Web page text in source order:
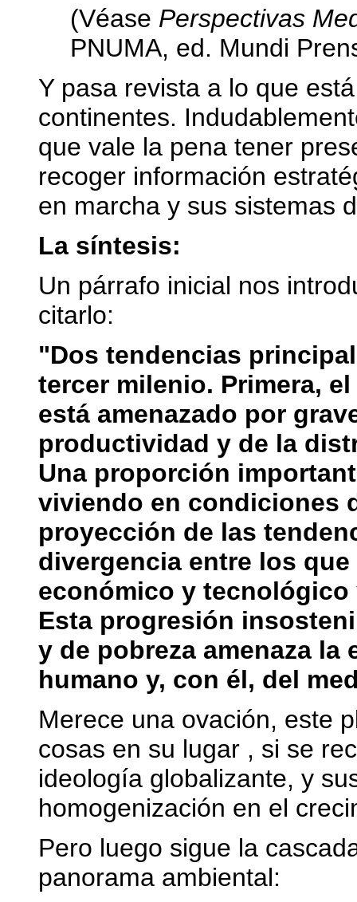
(Véase Perspectivas
PNUMA, ed. Mundi
Y pasa revista a lo que
continentes.
que vale la pena tener
recoger información
en marcha y sus sistemas
La síntesis:
Un párrafo inicial nos
citarlo:
"Dos tendencias
tercer milenio. Primera,
está amenazado por
productividad y de la
Una proporción
viviendo en condiciones
proyección de las
divergencia entre los
económico y
Esta progresión
y de pobreza amenaza
humano y, con él, del
Merece una ovación, este
cosas en su lugar , si se
ideología globalizante, y
homogenización en el
Pero luego sigue la
panorama ambiental: